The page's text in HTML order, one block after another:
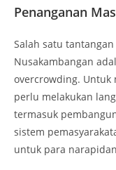
Penanganan
Salah satu
Nusakambangan
overcrowding. Untuk
perlu melakukan
termasuk
sistem
untuk para